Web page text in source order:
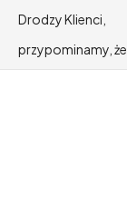
Drodzy Klienci,
przypominamy,